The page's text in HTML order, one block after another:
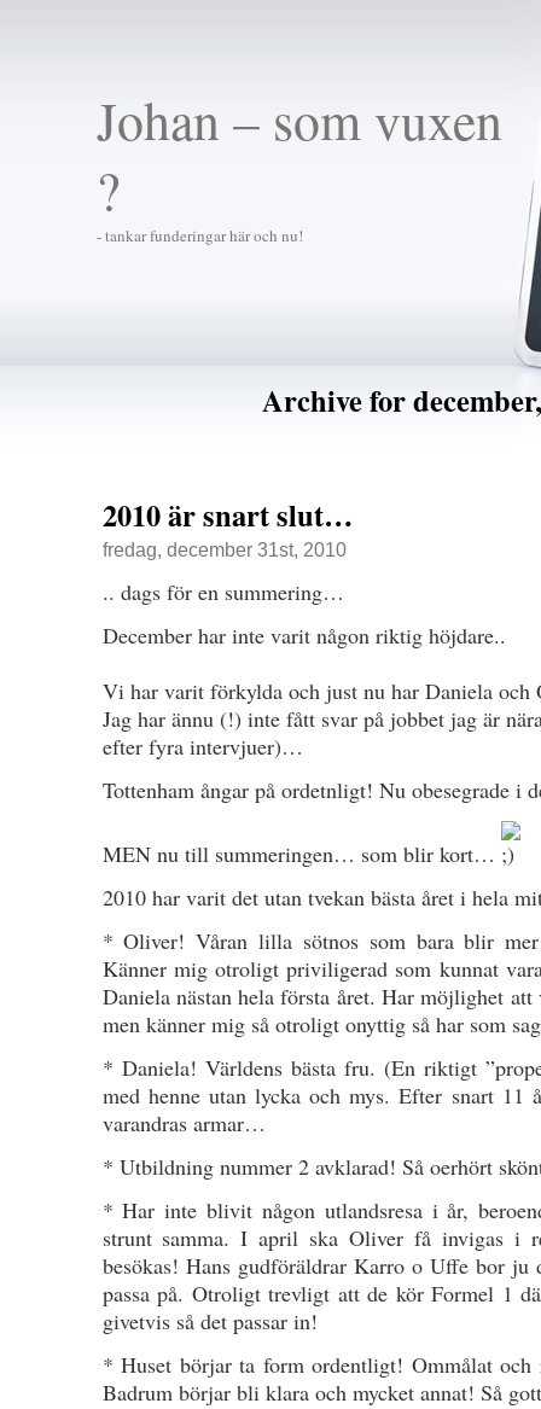
Johan – som vuxen
?
- tankar funderingar här och nu!
Archive for
2010 är snart slut…
fredag, december 31st, 2010
.. dags för en summering…
December har inte varit någon riktig höjdare..
Vi har varit förkylda och just nu har Daniela
Jag har ännu (!) inte fått svar på jobbet jag är
efter fyra intervjuer)…
Tottenham ångar på ordetnligt! Nu obesegrade i
MEN nu till summeringen… som blir kort…
2010 har varit det utan tvekan bästa året i hela
* Oliver! Våran lilla sötnos som bara blir
Känner mig otroligt priviligerad som kunnat
Daniela nästan hela första året. Har möjlighet
men känner mig så otroligt onyttig så har som
* Daniela! Världens bästa fru. (En riktigt
med henne utan lycka och mys. Efter snart 11
varandras armar…
* Utbildning nummer 2 avklarad! Så oerhört
* Har inte blivit någon utlandsresa i år,
strunt samma. I april ska Oliver få invigas i
besökas! Hans gudföräldrar Karro o Uffe bor ju
passa på. Otroligt trevligt att de kör Formel 1
givetvis så det passar in!
* Huset börjar ta form ordentligt! Ommålat och
Badrum börjar bli klara och mycket annat! Så